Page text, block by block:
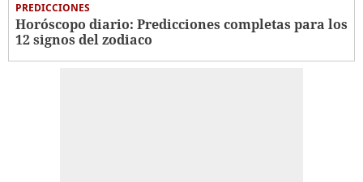
PREDICCIONES
Horóscopo diario: Predicciones completas para los
12 signos del zodiaco